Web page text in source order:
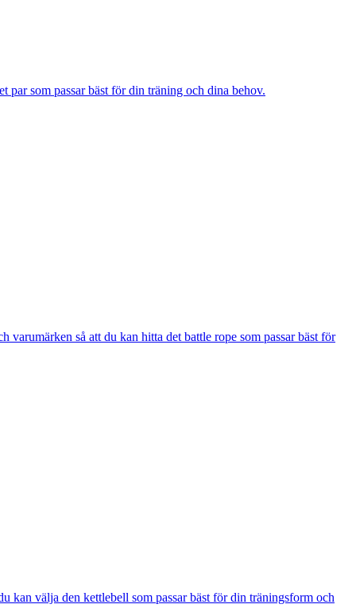
som passar bäst för din träning och dina behov.
så att du kan hitta det battle rope som passar bäst för
kan välja den kettlebell som passar bäst för din träningsform och